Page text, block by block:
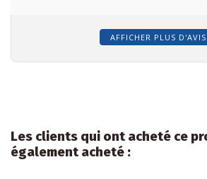
AFFICHER PLUS D'AVIS
Les clients qui ont acheté ce
également acheté :